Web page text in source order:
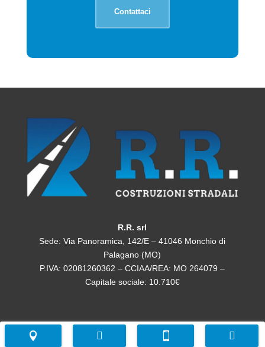
Contattaci
R.R. srl
Sede: Via Panoramica, 142/E – 41046 Monchio di
Palagano (MO)
P.IVA: 02081260362 – CCIAA/REA: MO 264079 –
Capitale sociale: 10.710€
   